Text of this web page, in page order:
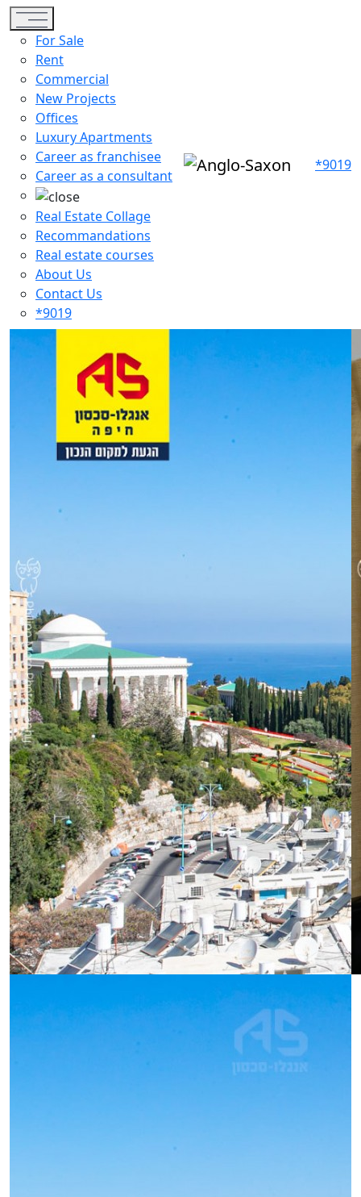
Toggle navigation
For Sale
Rent
Commercial
New Projects
Offices
Luxury Apartments
Career as franchisee
Career as a consultant
Real Estate Collage
Recommandations
Real estate courses
About Us
Contact Us
*9019
*9019